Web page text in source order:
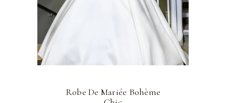
sur
la
page
Robe De Mariée Bohème